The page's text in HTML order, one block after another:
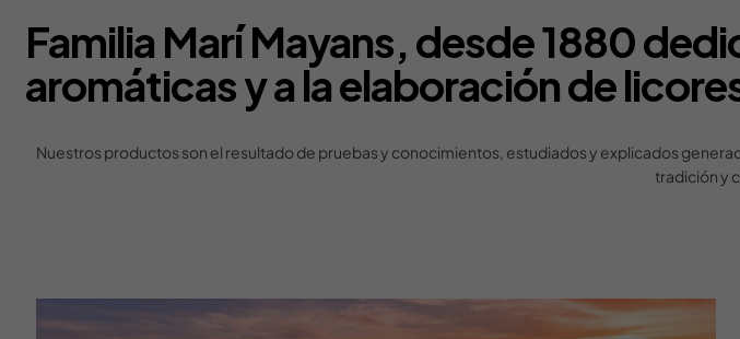
Familia Marí Mayans, desde 1880
aromáticas y a la elaboración de
Nuestros productos son el resultado de pruebas y conocimientos, estudiados y explicados
tradición y